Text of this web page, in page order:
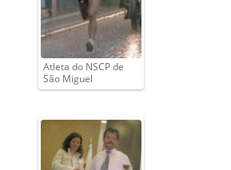
Atleta do NSCP de
São Miguel